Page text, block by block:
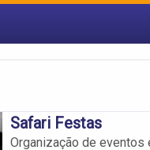
Safari Festas
Organização de